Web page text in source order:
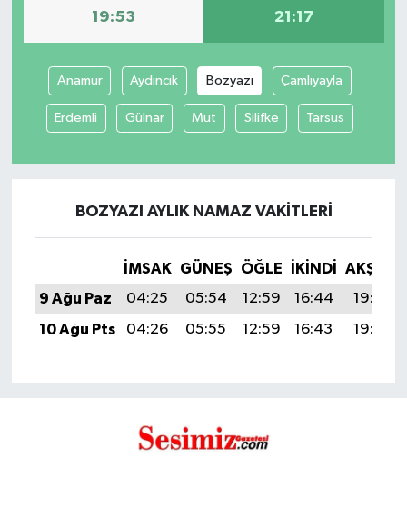
19:53 21:17
Anamur Aydıncık Bozyazı Çamlıyayla
Erdemli Gülnar Mut Silifke Tarsus
BOZYAZI AYLIK NAMAZ VAKITLERI
İMSAK GÜNEŞ ÖĞLE İKINDI
AKŞAM
9 Ağu Paz
04:25 05:54 12:59 16:44
19:53
10 Ağu Pts
04:26 05:55 12:59 16:43 19:52